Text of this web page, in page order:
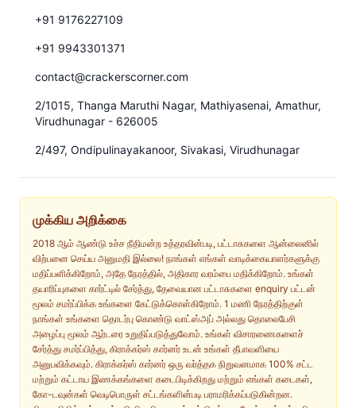
+91 9176227109
+91 9943301371
contact@crackerscorner.com
2/1015, Thanga Maruthi Nagar, Mathiyasenai, Amathur,
Virudhunagar - 626005
2/497, Ondipulinayakanoor, Sivakasi, Virudhunagar
முக்கிய அறிக்கை
2018 ஆம் ஆண்டு உச்ச நீதிமன்ற உத்தரவின்படி, பட்டாசுகளை ஆன்லைனில்
விற்பனை செய்ய அனுமதி இல்லை! நாங்கள் எங்கள் வாடிக்கையாளர்களுக்கு
மதிப்பளிக்கிறோம், அதே நேரத்தில், அதிகார வரம்பை மதிக்கிறோம். உங்கள்
தயாரிப்புகளை கார்ட்டில் சேர்த்து, தேவையான பட்டாசுகளை enquiry பட்டன்
மூலம் சமர்ப்பிக்க உங்களை கேட்டுக்கொள்கிறோம். 1 மணி நேரத்திற்குள்
நாங்கள் உங்களை தொடர்பு கொண்டு வாட்ஸ்அப் அல்லது தொலைபேசி
அழைப்பு மூலம் ஆர்டரை உறுதிப்படுத்துவோம். உங்கள் விசாரணைகளைச்
சேர்த்து சமர்ப்பித்து, கிராக்கர்ஸ் கார்னர் உடன் உங்கள் தீபாவளியை
அனுபவிக்கவும். கிராக்கர்ஸ் கார்னர் ஒரு வர்த்தக நிறுவனமாக 100% சட்ட
மற்றும் கட்டாய இணக்கங்களை கடைபிடிக்கிறது மற்றும் எங்கள் கடைகள்,
கோ-டவுன்கள் வெடிபொருள் சட்டங்களின்படி பராமரிக்கப்படுகின்றன.